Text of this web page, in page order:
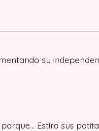
su
Estira sus